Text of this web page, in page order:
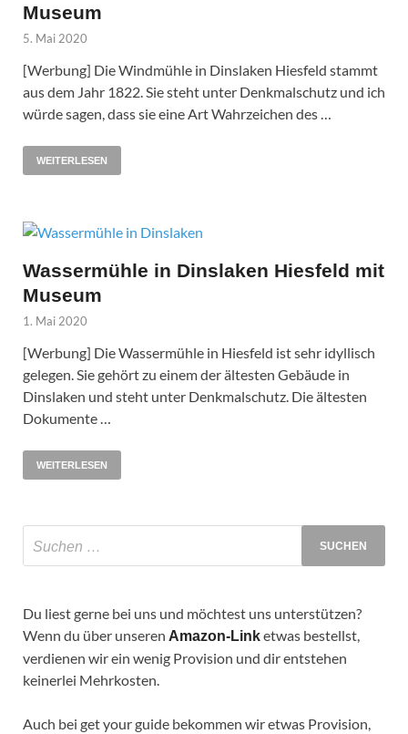
Museum
5. Mai 2020
[Werbung] Die Windmühle in Dinslaken Hiesfeld stammt
aus dem Jahr 1822. Sie steht unter Denkmalschutz und ich
würde sagen, dass sie eine Art Wahrzeichen des …
WEITERLESEN
Wassermühle in Dinslaken Hiesfeld mit
Museum
1. Mai 2020
[Werbung] Die Wassermühle in Hiesfeld ist sehr idyllisch
gelegen. Sie gehört zu einem der ältesten Gebäude in
Dinslaken und steht unter Denkmalschutz. Die ältesten
Dokumente …
WEITERLESEN
Du liest gerne bei uns und möchtest uns unterstützen?
Wenn du über unseren Amazon-Linketwas bestellst,
verdienen wir ein wenig Provision und dir entstehen
keinerlei Mehrkosten.
Auch bei get your guide bekommen wir etwas Provision,